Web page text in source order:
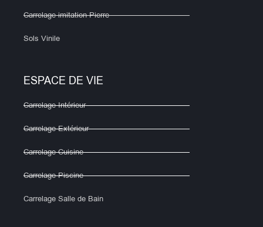
Carrelage imitation Pierre
Sols Vinile
ESPACE DE VIE
Carrelage Intérieur
Carrelage Extérieur
Carrelage Cuisine
Carrelage Piscine
Carrelage Salle de Bain